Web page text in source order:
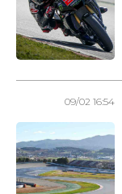
09/02 16:54